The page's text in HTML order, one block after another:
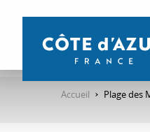
contenu
Accueil Plage des